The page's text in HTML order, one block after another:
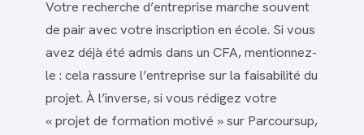
Votre recherche d’entreprise marche souvent
de pair avec votre inscription en école. Si vous
avez déjà été admis dans un CFA, mentionnez-
le : cela rassure l’entreprise sur la faisabilité du
projet. À l’inverse, si vous rédigez votre
« projet de formation motivé » sur Parcoursup,